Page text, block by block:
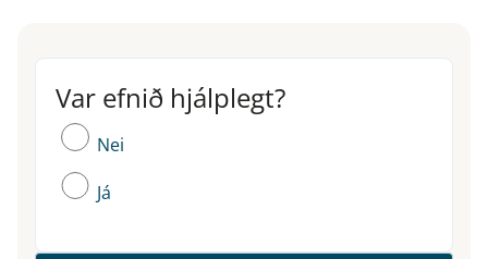
Var efnið hjálplegt?
Var efnið hjálplegt?
Nei
Já